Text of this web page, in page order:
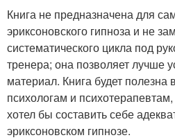
Книга не предназначена для
эриксоновского гипноза и не
систематического цикла под
тренера; она позволяет лучше
материал. Книга будет
психологам и
хотел бы составить себе
эриксоновском гипнозе.